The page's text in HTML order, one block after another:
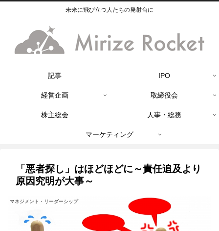
未来に飛び立つ人たちの発射台に
記事 IPO
経営企画 取締役会
株主総会 人事・総務
マーケティング
「悪者探し」はほどほどに～責任追及より
原因究明が大事～
マネジメント・リーダーシップ